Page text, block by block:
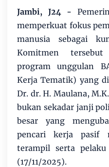
Jambi, J24 -
memperkuat fokus
manusia sebagai
Komitmen
program unggulan
Kerja Tematik) yang
Dr. dr. H. Maulana,
bukan sekadar janji
besar yang
pencari kerja pasif
terampil serta
(17/11/2025).